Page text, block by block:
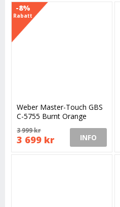
-8%
Rabatt
Weber Master-Touch GBS
C-5755 Burnt Orange
Kolgrill 57 cm
3 999 kr
3 699 kr INFO